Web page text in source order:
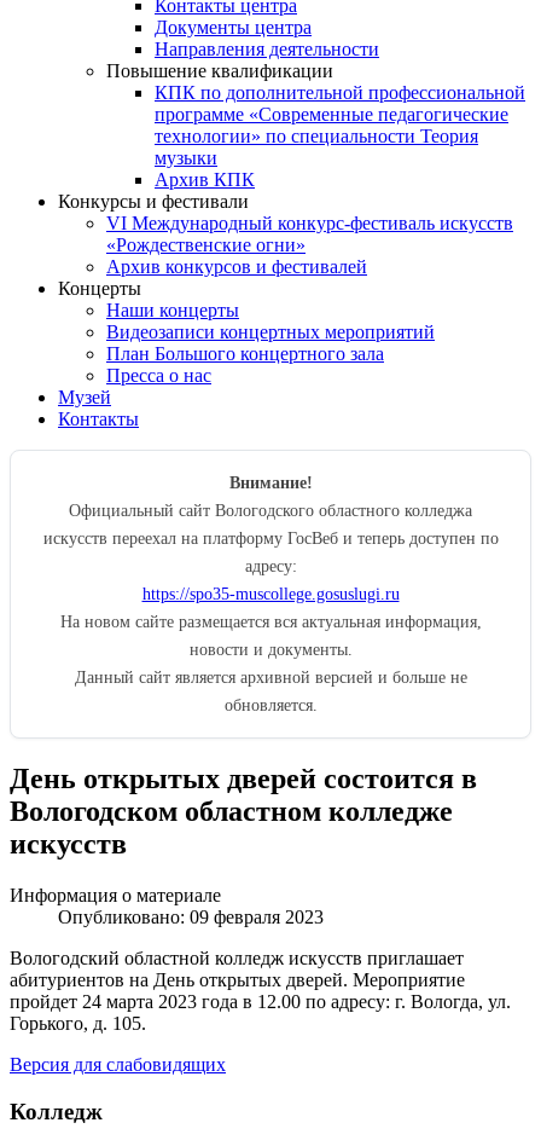
Контакты центра
Документы центра
Направления деятельности
Повышение квалификации
КПК по дополнительной профессиональной
программе «Современные педагогические
технологии» по специальности Теория
музыки
Архив КПК
Конкурсы и фестивали
VI Международный конкурс-фестиваль искусств
«Рождественские огни»
Архив конкурсов и фестивалей
Концерты
Наши концерты
Видеозаписи концертных мероприятий
План Большого концертного зала
Пресса о нас
Музей
Контакты
Внимание!
Официальный сайт Вологодского областного колледжа
искусств переехал на платформу ГосВеб и теперь доступен по
адресу:
https://spo35-muscollege.gosuslugi.ru
На новом сайте размещается вся актуальная информация,
новости и документы.
Данный сайт является архивной версией и больше не
обновляется.
День открытых дверей состоится в
Вологодском областном колледже
искусств
Информация о материале
Опубликовано: 09 февраля 2023
Вологодский областной колледж искусств приглашает
абитуриентов на День открытых дверей. Мероприятие
пройдет 24 марта 2023 года в 12.00 по адресу: г. Вологда, ул.
Горького, д. 105.
Версия для слабовидящих
Колледж